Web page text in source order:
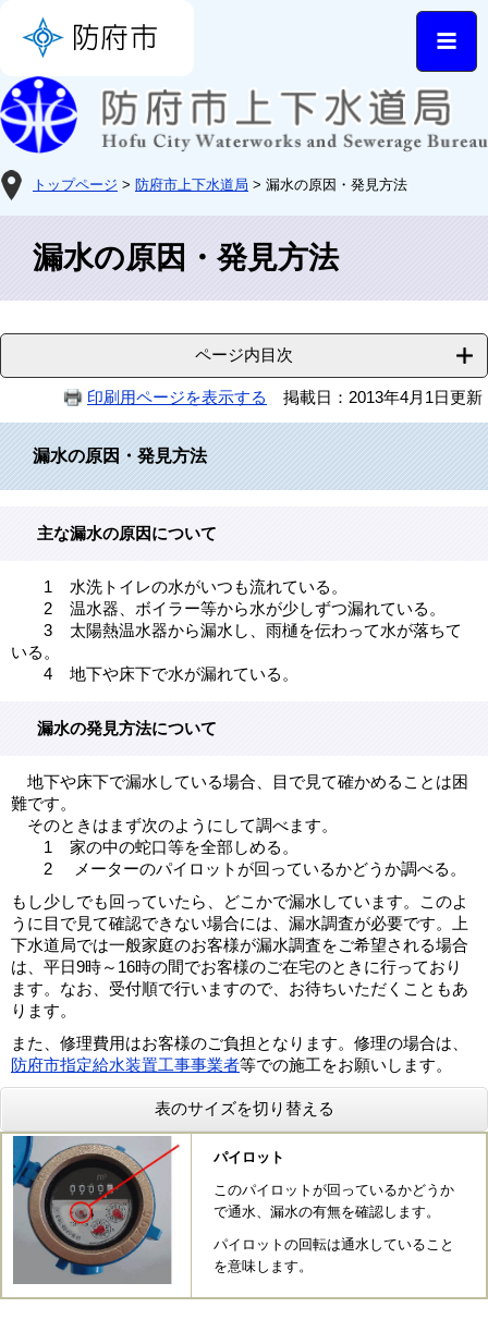
トップページ > 防府市上下水道局 > 漏水の原因・発見方法
漏水の原因・発見方法
ページ内目次
印刷用ページを表示する 掲載日：2013年4月1日更新
漏水の原因・発見方法
主な漏水の原因について
1 水洗トイレの水がいつも流れている。
2 温水器、ボイラー等から水が少しずつ漏れている。
3 太陽熱温水器から漏水し、雨樋を伝わって水が落ちて
いる。
4 地下や床下で水が漏れている。
漏水の発見方法について
地下や床下で漏水している場合、目で見て確かめることは困
難です。
そのときはまず次のようにして調べます。
1 家の中の蛇口等を全部しめる。
2 メーターのパイロットが回っているかどうか調べる。
もし少しでも回っていたら、どこかで漏水しています。このよ
うに目で見て確認できない場合には、漏水調査が必要です。上
下水道局では一般家庭のお客様が漏水調査をご希望される場合
は、平日9時～16時の間でお客様のご在宅のときに行っており
ます。なお、受付順で行いますので、お待ちいただくこともあ
ります。
また、修理費用はお客様のご負担となります。修理の場合は、
防府市指定給水装置工事事業者等での施工をお願いします。
表のサイズを切り替える
パイロット
このパイロットが回っているかどうか
で通水、漏水の有無を確認します。
パイロットの回転は通水していること
を意味します。